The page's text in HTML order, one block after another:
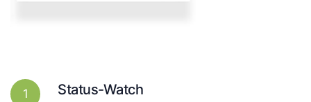
1 Status-Watch